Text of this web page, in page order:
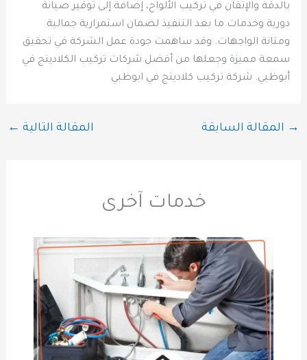
بالدقة والإتقان في تركيب الألواح، إضافة إلى توفير صيانة
دورية وخدمات ما بعد التنفيذ لضمان استمرارية جمالية
ومتانة الواجهات. وقد ساهمت جودة عمل الشركة في تحقيق
سمعة مميزة وجعلها من أفضل شركات تركيب الكلادينج في
أبوظبي. شركة تركيب كلادينج في ابوظبي
→ المقالة السابقة المقالة التالية ←
خدمات آخرى